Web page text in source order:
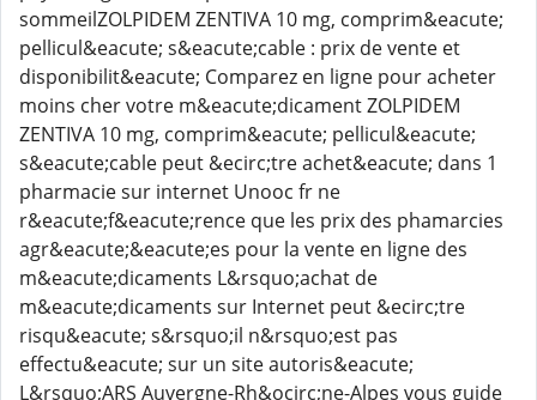
sommeilZOLPIDEM ZENTIVA 10 mg, comprim&eacute;
pellicul&eacute; s&eacute;cable : prix de vente et
disponibilit&eacute; Comparez en ligne pour acheter
moins cher votre m&eacute;dicament ZOLPIDEM
ZENTIVA 10 mg, comprim&eacute; pellicul&eacute;
s&eacute;cable peut &ecirc;tre achet&eacute; dans 1
pharmacie sur internet Unooc fr ne
r&eacute;f&eacute;rence que les prix des phamarcies
agr&eacute;&eacute;es pour la vente en ligne des
m&eacute;dicaments L&rsquo;achat de
m&eacute;dicaments sur Internet peut &ecirc;tre
risqu&eacute; s&rsquo;il n&rsquo;est pas
effectu&eacute; sur un site autoris&eacute;
L&rsquo;ARS Auvergne-Rh&ocirc;ne-Alpes vous guide